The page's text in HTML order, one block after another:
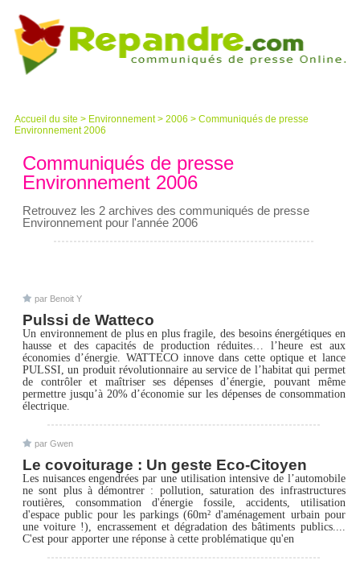
Accueil du site > Environnement> 2006 > Communiqués de presse
Environnement 2006
Communiqués de presse
Environnement 2006
Retrouvez les 2 archives des communiqués de presse
Environnement pour l'année 2006
par Benoit Y
Pulssi de Watteco
Un environnement de plus en plus fragile, des besoins énergétiques en
hausse et des capacités de production réduites… l’heure est aux
économies d’énergie. WATTECO innove dans cette optique et lance
PULSSI, un produit révolutionnaire au service de l’habitat qui permet
de contrôler et maîtriser ses dépenses d’énergie, pouvant même
permettre jusqu’à 20% d’économie sur les dépenses de consommation
électrique.
par Gwen
Le covoiturage : Un geste Eco-Citoyen
Les nuisances engendrées par une utilisation intensive de l’automobile
ne sont plus à démontrer : pollution, saturation des infrastructures
routières, consommation d'énergie fossile, accidents, utilisation
d'espace public pour les parkings (60m² d'aménagement urbain pour
une voiture !), encrassement et dégradation des bâtiments publics....
C'est pour apporter une réponse à cette problématique qu'en